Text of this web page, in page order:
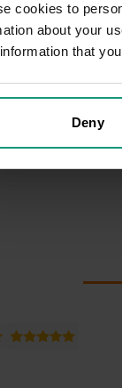
cookies to
about your
that
Deny
opinii